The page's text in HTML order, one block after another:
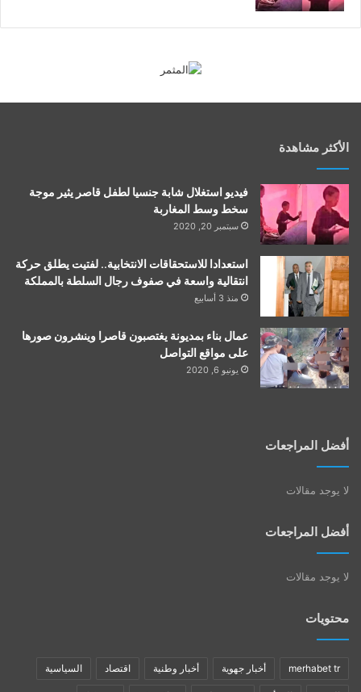
الأكثر مشاهدة
فيديو استغلال شابة جنسيا لطفل قاصر يثير موجة
سخط وسط المغاربة
سبتمبر 20, 2020
استعدادا للاستحقاقات الانتخابية.. لفتيت يطلق حركة
انتقالية واسعة في صفوف رجال السلطة بالمملكة
منذ 3 أسابيع
عمال بناء بمديونة يغتصبون قاصرا وينشرون صورها
على مواقع التواصل
يونيو 6, 2020
أفضل المراجعات
لا يوجد مقالات
أفضل المراجعات
لا يوجد مقالات
محتويات
merhabet tr أخبار جهوية أخبار وطنية اقتصاد السياسية